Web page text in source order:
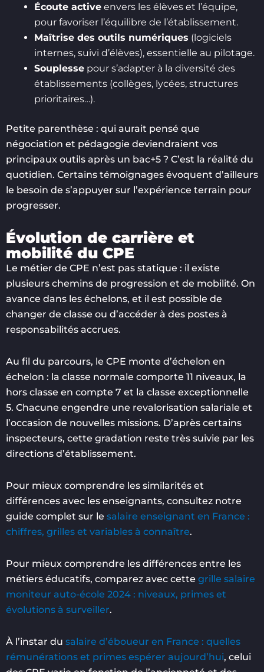
Écoute active envers les élèves et l’équipe,
pour favoriser l’équilibre de l’établissement.
Maîtrise des outils numériques (logiciels
internes, suivi d’élèves), essentielle au pilotage.
Souplesse pour s’adapter à la diversité des
établissements (collèges, lycées, structures
prioritaires…).
Petite parenthèse : qui aurait pensé que
négociation et pédagogie deviendraient vos
principaux outils après un bac+5 ? C’est la réalité du
quotidien. Certains témoignages évoquent d’ailleurs
le besoin de s’appuyer sur l’expérience terrain pour
progresser.
Évolution de carrière et
mobilité du CPE
Le métier de CPE n’est pas statique : il existe
plusieurs chemins de progression et de mobilité. On
avance dans les échelons, et il est possible de
changer de classe ou d’accéder à des postes à
responsabilités accrues.
Au fil du parcours, le CPE monte d’échelon en
échelon : la classe normale comporte 11 niveaux, la
hors classe en compte 7 et la classe exceptionnelle
5. Chacune engendre une revalorisation salariale et
l’occasion de nouvelles missions. D’après certains
inspecteurs, cette gradation reste très suivie par les
directions d’établissement.
Pour mieux comprendre les similarités et
différences avec les enseignants, consultez notre
guide complet sur le salaire enseignant en France :
chiffres, grilles et variables à connaître.
Pour mieux comprendre les différences entre les
métiers éducatifs, comparez avec cette grille salaire
moniteur auto-école 2024 : niveaux, primes et
évolutions à surveiller.
À l’instar du salaire d’éboueur en France : quelles
rémunérations et primes espérer aujourd’hui, celui